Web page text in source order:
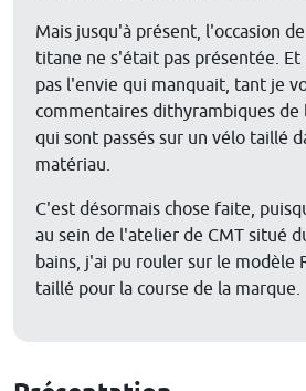
Mais jusqu'à présent, l'occasion
titane ne s'était pas présentée.
pas l'envie qui manquait, tant je
commentaires dithyrambiques de
qui sont passés sur un vélo taillé
matériau.
C'est désormais chose faite,
au sein de l'atelier de CMT situé
bains, j'ai pu rouler sur le modèle
taillé pour la course de la marque.